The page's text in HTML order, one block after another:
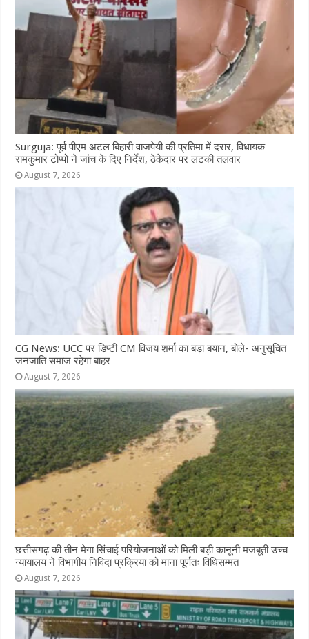
Surguja: पूर्व पीएम अटल बिहारी वाजपेयी की प्रतिमा में दरार, विधायक
रामकुमार टोप्पो ने जांच के दिए निर्देश, ठेकेदार पर लटकी तलवार
August 7, 2026
CG News: UCC पर डिप्टी CM विजय शर्मा का बड़ा बयान, बोले- अनुसूचित
जनजाति समाज रहेगा बाहर
August 7, 2026
छत्तीसगढ़ की तीन मेगा सिंचाई परियोजनाओं को मिली बड़ी कानूनी मजबूती उच्च
न्यायालय ने विभागीय निविदा प्रक्रिया को माना पूर्णतः विधिसम्मत
August 7, 2026